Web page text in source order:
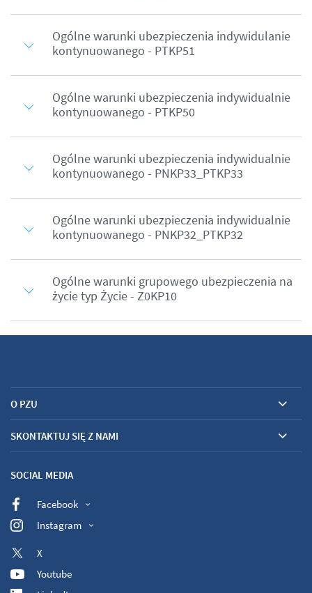
Ogólne warunki ubezpieczenia indywidulanie
kontynuowanego - PTKP51
Ogólne warunki ubezpieczenia indywidualnie
kontynuowanego - PTKP50
Ogólne warunki ubezpieczenia indywidualnie
kontynuowanego - PNKP33_PTKP33
Ogólne warunki ubezpieczenia indywidualnie
kontynuowanego - PNKP32_PTKP32
Ogólne warunki grupowego ubezpieczenia na
życie typ Życie - Z0KP10
O PZU
SKONTAKTUJ SIĘ Z NAMI
SOCIAL MEDIA
Facebook
Instagram
X
Youtube